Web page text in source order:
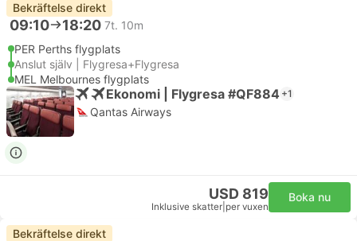
Bekräftelse direkt
09:10 18:20 7t. 10m
PER Perths flygplats
Anslut själv | Flygresa+Flygresa
MEL Melbournes flygplats
Ekonomi | Flygresa #QF884 +1
Qantas Airways
USD 819
Inklusive skatter per vuxen
Boka nu
Bekräftelse direkt